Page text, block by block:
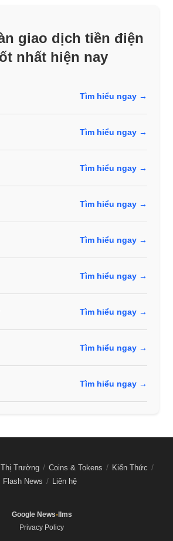
giao dịch tiền điện
nhất hiện nay
Tìm hiểu ngay →
Tìm hiểu ngay →
Tìm hiểu ngay →
Tìm hiểu ngay →
Tìm hiểu ngay →
Tìm hiểu ngay →
Tìm hiểu ngay →
Tìm hiểu ngay →
Tìm hiểu ngay →
Trường Coins & Tokens
Kiến Thức
Flash News
Liên hệ
Google News-llms
Privacy Policy